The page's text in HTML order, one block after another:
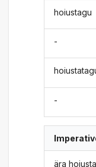
hoiustagu
-
-
ära hoiusta